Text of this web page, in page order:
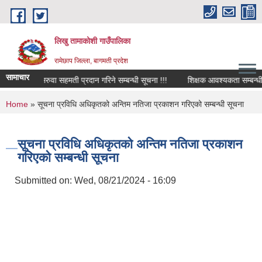
Skip to main content
लिखु तामाकोशी गाउँपालिका
रामेछाप जिल्ला, बागमती प्रदेश
सामाचारसरुवा सहमती प्रदान गरिने सम्बन्धी सूचना !!! शिक्षक आवश्यकता सम्बन्धी
You are here
Home » सूचना प्रविधि अधिकृतको अन्तिम नतिजा प्रकाशन गरिएको सम्बन्धी सूचना
सूचना प्रविधि अधिकृतको अन्तिम नतिजा प्रकाशन
गरिएको सम्बन्धी सूचना
Submitted on: Wed, 08/21/2024 - 16:09